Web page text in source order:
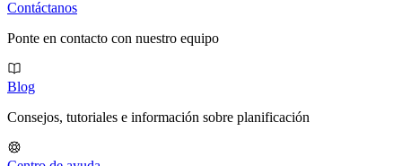
Contáctanos
Ponte en contacto con nuestro equipo
Blog
Consejos, tutoriales e información sobre planificación